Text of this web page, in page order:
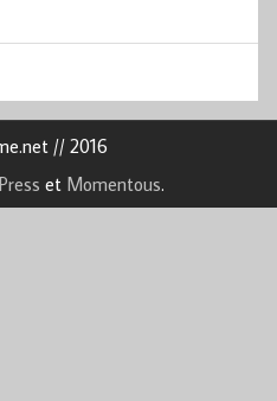
// 2016
et Momentous.